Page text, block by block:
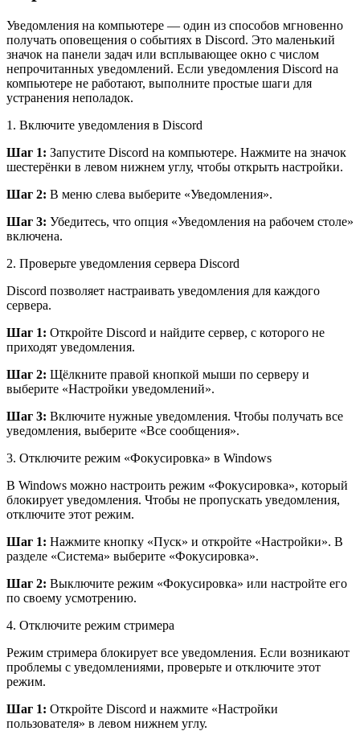
Уведомления на компьютере — один из способов мгновенно
получать оповещения о событиях в Discord. Это маленький
значок на панели задач или всплывающее окно с числом
непрочитанных уведомлений. Если уведомления Discord на
компьютере не работают, выполните простые шаги для
устранения неполадок.
1. Включите уведомления в Discord
Шаг 1: Запустите Discord на компьютере. Нажмите на значок
шестерёнки в левом нижнем углу, чтобы открыть настройки.
Шаг 2: В меню слева выберите «Уведомления».
Шаг 3: Убедитесь, что опция «Уведомления на рабочем столе»
включена.
2. Проверьте уведомления сервера Discord
Discord позволяет настраивать уведомления для каждого
сервера.
Шаг 1: Откройте Discord и найдите сервер, с которого не
приходят уведомления.
Шаг 2: Щёлкните правой кнопкой мыши по серверу и
выберите «Настройки уведомлений».
Шаг 3: Включите нужные уведомления. Чтобы получать все
уведомления, выберите «Все сообщения».
3. Отключите режим «Фокусировка» в Windows
В Windows можно настроить режим «Фокусировка», который
блокирует уведомления. Чтобы не пропускать уведомления,
отключите этот режим.
Шаг 1: Нажмите кнопку «Пуск» и откройте «Настройки». В
разделе «Система» выберите «Фокусировка».
Шаг 2: Выключите режим «Фокусировка» или настройте его
по своему усмотрению.
4. Отключите режим стримера
Режим стримера блокирует все уведомления. Если возникают
проблемы с уведомлениями, проверьте и отключите этот
режим.
Шаг 1: Откройте Discord и нажмите «Настройки
пользователя» в левом нижнем углу.